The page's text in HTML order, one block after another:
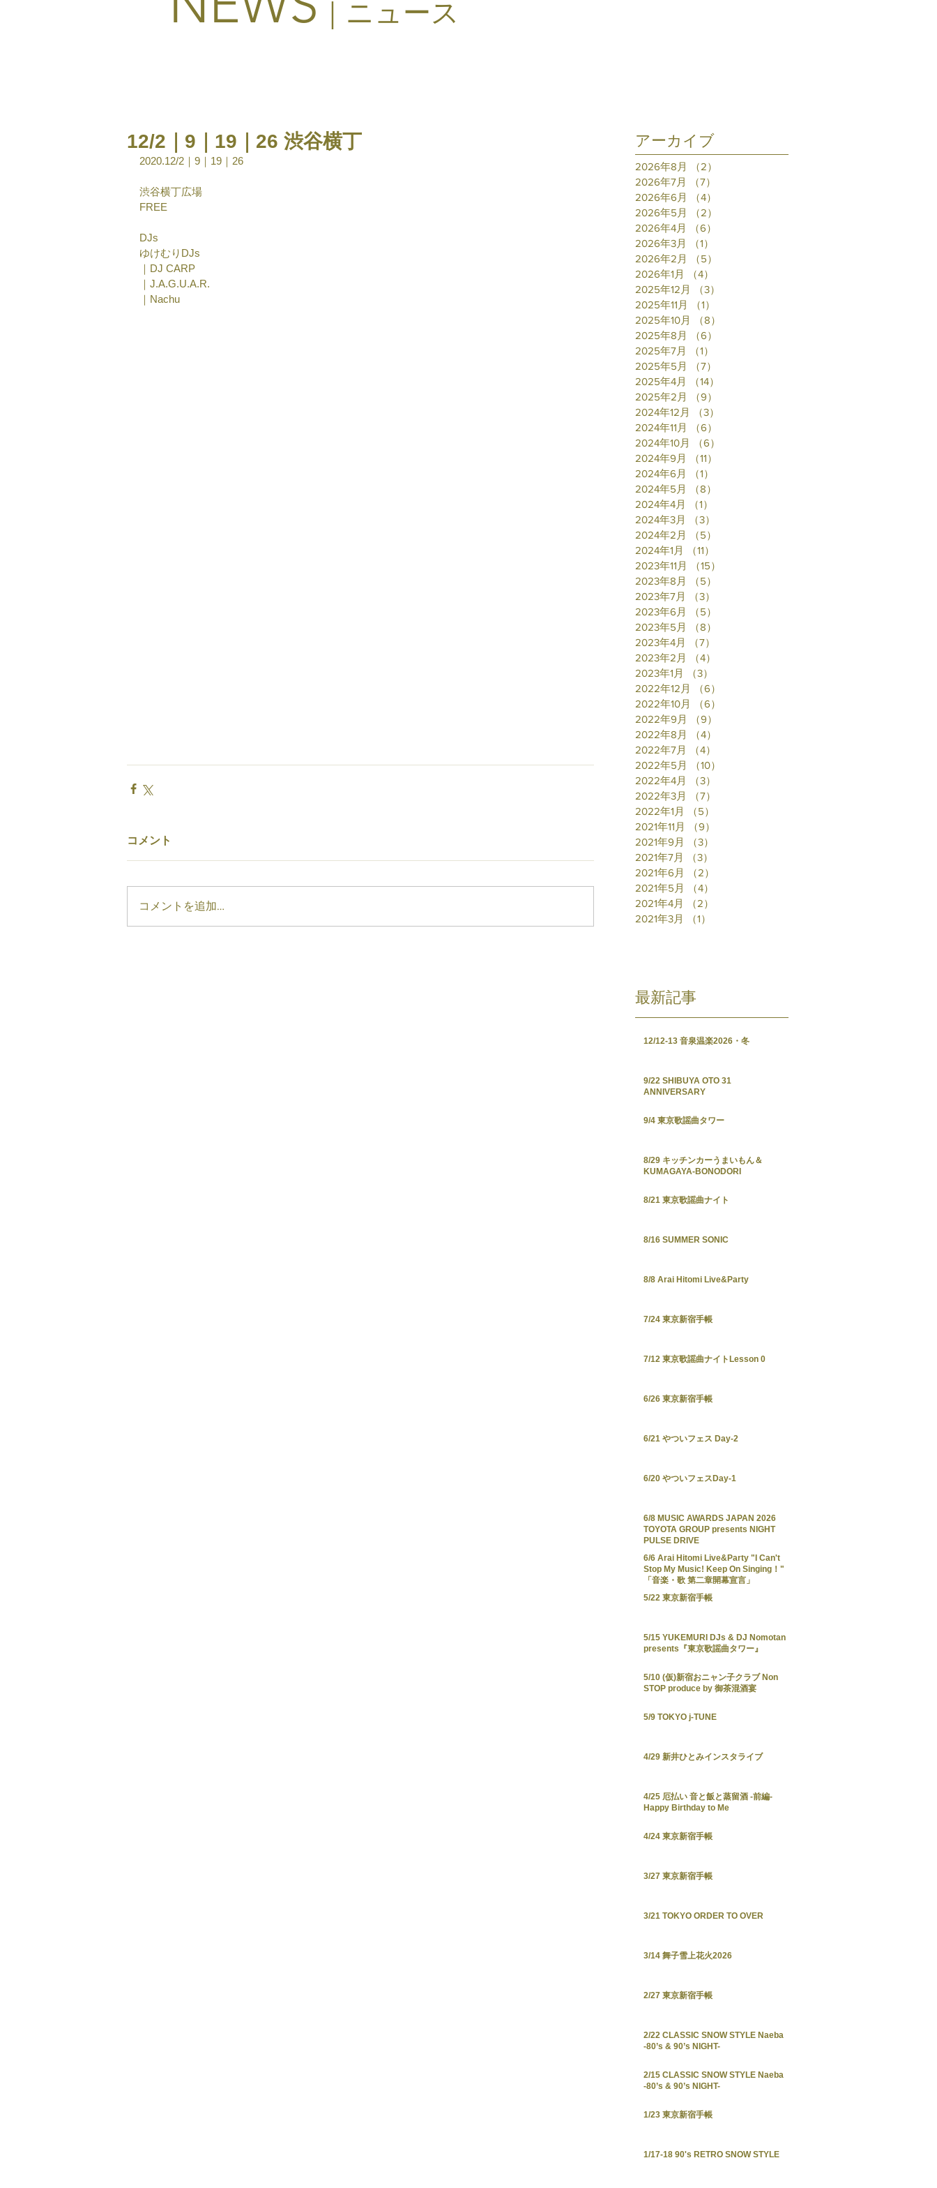
｜ニュース
12/2｜9｜19｜26 渋谷横丁
2020.12/2｜9｜19｜26
渋谷横丁広場
FREE
DJs
ゆけむりDJs
｜DJ CARP
｜J.A.G.U.A.R.
｜Nachu
コメント
コメントを追加…
アーカイブ
2026年8月 （2）
2026年7月
（7）
2026年6月
（4）
2026年5月
（2）
2026年4月
（6）
2026年3月
（1）
2026年2月
（5）
2026年1月
（4）
2025年12月
（3）
2025年11月
（1）
2025年10月
（8）
2025年8月
（6）
2025年7月
（1）
2025年5月
（7）
2025年4月
（14）
2025年2月
（9）
2024年12月
（3）
2024年11月
（6）
2024年10月
（6）
2024年9月
（11）
2024年6月
（1）
2024年5月
（8）
2024年4月
（1）
2024年3月
（3）
2024年2月
（5）
2024年1月
（11）
2023年11月
（15）
2023年8月
（5）
2023年7月
（3）
2023年6月
（5）
2023年5月
（8）
2023年4月
（7）
2023年2月
（4）
2023年1月
（3）
2022年12月
（6）
2022年10月
（6）
2022年9月
（9）
2022年8月
（4）
2022年7月
（4）
2022年5月
（10）
2022年4月
（3）
2022年3月
（7）
2022年1月
（5）
2021年11月
（9）
2021年9月
（3）
2021年7月
（3）
2021年6月
（2）
2021年5月
（4）
2021年4月
（2）
2021年3月
（1）
最新記事
12/12-13 音泉温楽2026・冬
9/22 SHIBUYA OTO 31
ANNIVERSARY
9/4 東京歌謡曲タワー
8/29 キッチンカーうまいもん＆
KUMAGAYA-BONODORI
8/21 東京歌謡曲ナイト
8/16 SUMMER SONIC
8/8 Arai Hitomi Live&Party
7/24 東京新宿手帳
7/12 東京歌謡曲ナイトLesson 0
6/26 東京新宿手帳
6/21 やついフェス Day-2
6/20 やついフェスDay-1
6/8 MUSIC AWARDS JAPAN 2026
TOYOTA GROUP presents NIGHT
PULSE DRIVE
6/6 Arai Hitomi Live&Party "I Can't
Stop My Music! Keep On Singing！"
「音楽・歌 第二章開幕宣言」
5/22 東京新宿手帳
5/15 YUKEMURI DJs & DJ Nomotan
presents『東京歌謡曲タワー』
5/10 (仮)新宿おニャン子クラブ Non
STOP produce by 御茶混酒宴
5/9 TOKYO j-TUNE
4/29 新井ひとみインスタライブ
4/25 厄払い 音と飯と蒸留酒 -前編-
Happy Birthday to Me
4/24 東京新宿手帳
3/27 東京新宿手帳
3/21 TOKYO ORDER TO OVER
3/14 舞子雪上花火2026
2/27 東京新宿手帳
2/22 CLASSIC SNOW STYLE Naeba
-80’s & 90’s NIGHT-
2/15 CLASSIC SNOW STYLE Naeba
-80’s & 90’s NIGHT-
1/23 東京新宿手帳
1/17-18 90's RETRO SNOW STYLE